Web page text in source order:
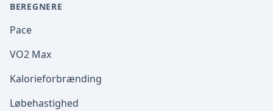
BEREGNERE
Pace
VO2 Max
Kalorieforbrænding
Løbehastighed